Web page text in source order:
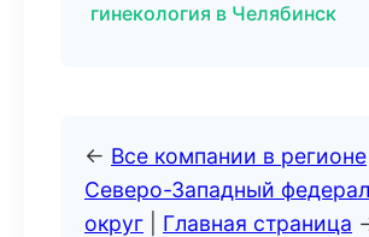
гинекология в Челябинск
← Все компании в регионе
Северо-Западный
округ
Главная страница